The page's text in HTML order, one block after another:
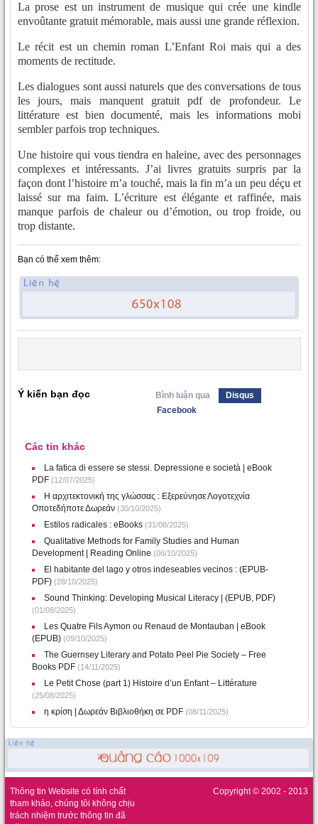
La prose est un instrument de musique qui crée une kindle
envoûtante gratuit mémorable, mais aussi une grande réflexion.
Le récit est un chemin roman L’Enfant Roi mais qui a des
moments de rectitude.
Les dialogues sont aussi naturels que des conversations de tous
les jours, mais manquent gratuit pdf de profondeur. Le
littérature est bien documenté, mais les informations mobi
sembler parfois trop techniques.
Une histoire qui vous tiendra en haleine, avec des personnages
complexes et intéressants. J’ai livres gratuits surpris par la
façon dont l’histoire m’a touché, mais la fin m’a un peu déçu et
laissé sur ma faim. L’écriture est élégante et raffinée, mais
manque parfois de chaleur ou d’émotion, ou trop froide, ou
trop distante.
Bạn có thể xem thêm:
Ý kiến bạn đọc Bình luận qua
Disqus
Facebook
Các tin khác
La fatica di essere se stessi. Depressione e società | eBook
PDF (12/07/2025)
Η αρχιτεκτονική της γλώσσας : Εξερεύνησε Λογοτεχνία
Οποτεδήποτε Δωρεάν (30/10/2025)
Estilos radicales : eBooks (31/08/2025)
Qualitative Methods for Family Studies and Human
Development | Reading Online (06/10/2025)
El habitante del lago y otros indeseables vecinos : (EPUB-
PDF) (28/10/2025)
Sound Thinking: Developing Musical Literacy | (EPUB, PDF)
(01/08/2025)
Les Quatre Fils Aymon ou Renaud de Montauban | eBook
(EPUB) (09/10/2025)
The Guernsey Literary and Potato Peel Pie Society – Free
Books PDF (14/11/2025)
Le Petit Chose (part 1) Histoire d’un Enfant – Littérature
(25/08/2025)
η κρίση | Δωρεάν Βιβλιοθήκη σε PDF (08/11/2025)
Thông tin Website có tính chất
tham khảo, chúng tôi không chịu
trách nhiệm trước thông tin đã
Copyright © 2002 - 2013